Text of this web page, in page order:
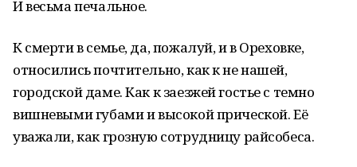
И весьма печальное.
К смерти в семье, да, пожалуй, и в Ореховке,
относились почтительно, как к не нашей,
городской даме. Как к заезжей гостье с темно
вишневыми губами и высокой прической. Её
уважали, как грозную сотрудницу райсобеса.